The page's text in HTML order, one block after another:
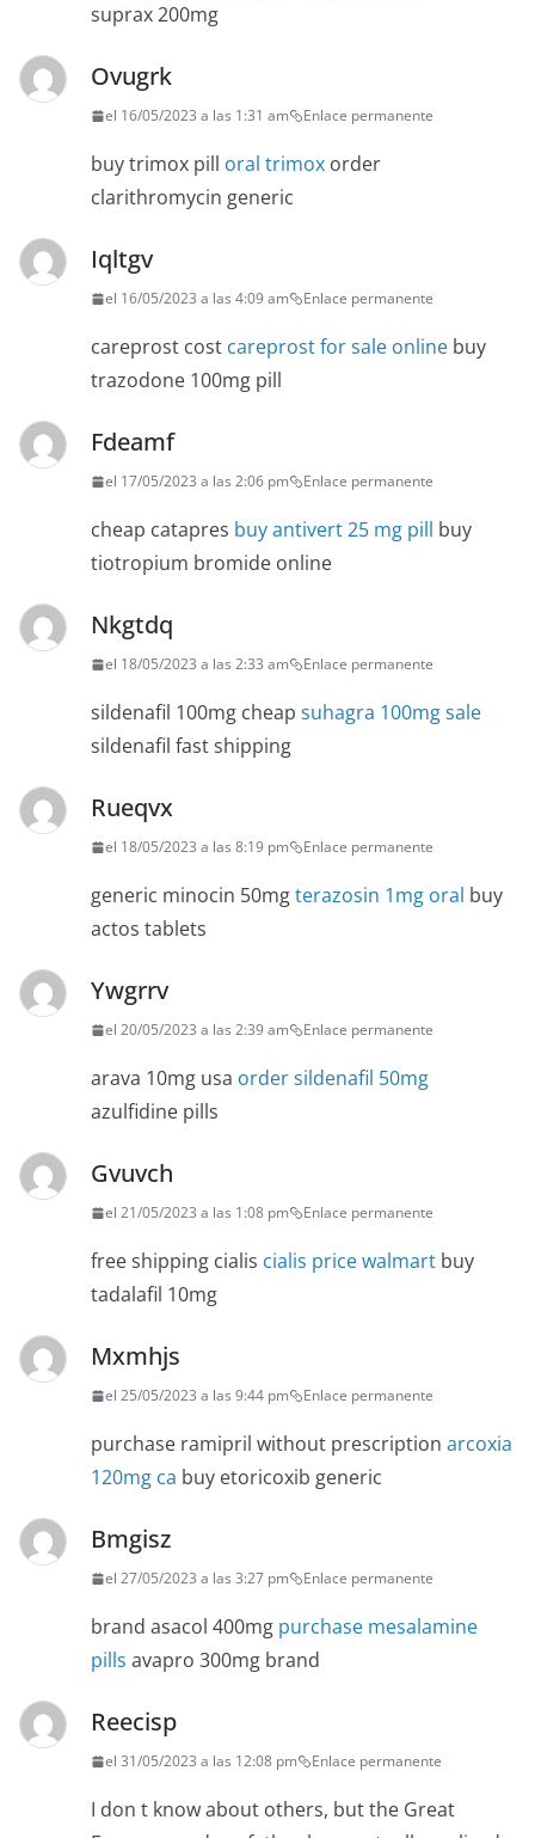
suprax 200mg
Ovugrk
el 16/05/2023 a las 1:31 am Enlace permanente
buy trimox pill oral trimox order
clarithromycin generic
Iqltgv
el 16/05/2023 a las 4:09 am Enlace permanente
careprost cost careprost for sale online buy
trazodone 100mg pill
Fdeamf
el 17/05/2023 a las 2:06 pm Enlace permanente
cheap catapres buy antivert 25 mg pill buy
tiotropium bromide online
Nkgtdq
el 18/05/2023 a las 2:33 am Enlace permanente
sildenafil 100mg cheap suhagra 100mg sale
sildenafil fast shipping
Rueqvx
el 18/05/2023 a las 8:19 pm Enlace permanente
generic minocin 50mgterazosin 1mg oral buy
actos tablets
Ywgrrv
el 20/05/2023 a las 2:39 am Enlace permanente
arava 10mg usa order sildenafil 50mg
azulfidine pills
Gvuvch
el 21/05/2023 a las 1:08 pm Enlace permanente
free shipping cialis cialis price walmart buy
tadalafil 10mg
Mxmhjs
el 25/05/2023 a las 9:44 pm Enlace permanente
purchase ramipril without prescription arcoxia
120mg ca buy etoricoxib generic
Bmgisz
el 27/05/2023 a las 3:27 pm Enlace permanente
brand asacol 400mg purchase mesalamine
pills avapro 300mg brand
Reecisp
el 31/05/2023 a las 12:08 pm Enlace permanente
I don t know about others, but the Great